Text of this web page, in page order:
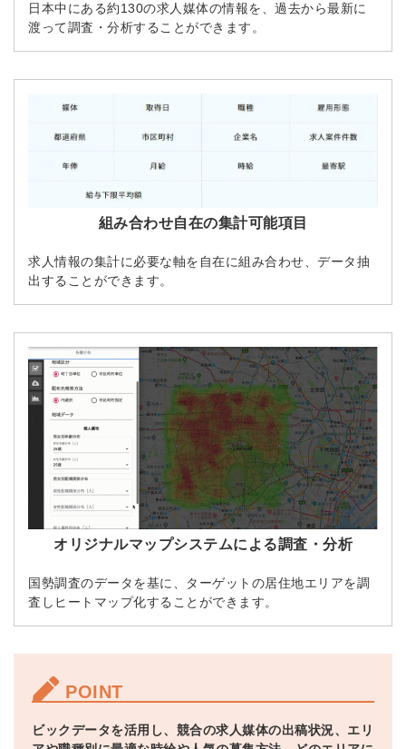
日本中にある約130の求人媒体の情報を、過去から最新に
渡って調査・分析することができます。
組み合わせ自在の集計可能項目
求人情報の集計に必要な軸を自在に組み合わせ、データ抽
出することができます。
オリジナルマップシステムによる調査・分析
国勢調査のデータを基に、ターゲットの居住地エリアを調
査しヒートマップ化することができます。
POINT
ビックデータを活用し、競合の求人媒体の出稿状況、エリ